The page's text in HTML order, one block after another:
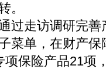
。
过走访调研完
菜单，在财产
保险产品21项